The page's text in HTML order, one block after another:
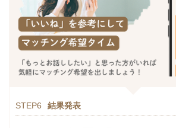
STEP6 結果発表